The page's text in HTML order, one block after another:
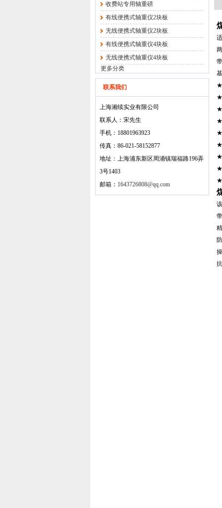
收费站专用轴重磅
有线便携式轴重仪2块板
无线便携式轴重仪2块板
有线便携式轴重仪4块板
无线便携式轴重仪4块板
更多分类
联系我们
上海湘续实业有限公司
联系人：宋先生
手机：18801963923
传真：86-021-58152877
地址：上海浦东新区周浦镇瑞福路196弄
3号1403
邮箱： 1643726808@qq.com
★
★
★
★
★
★
★
★
★